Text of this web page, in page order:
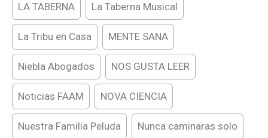
LA TABERNA La Taberna Musical
La Tribu en Casa MENTE SANA
Niebla Abogados NOS GUSTA LEER
Noticias FAAM NOVA CIENCIA
Nuestra Familia Peluda Nunca caminaras solo